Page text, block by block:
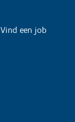
Vind een job